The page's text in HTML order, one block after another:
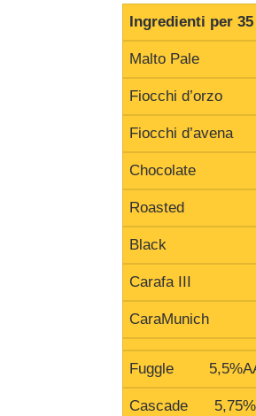
Ingredienti per
Malto Pale
Fiocchi d’orzo
Fiocchi d’avena
Chocolate
Roasted
Black
Carafa III
CaraMunich
Fuggle
Cascade